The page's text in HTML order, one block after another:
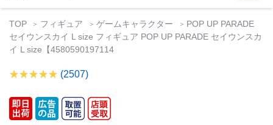
TOP フィギュア ゲームキャラクター
POP UP PARADE
セイウンスカイ L size フィギュア POP UP PARADE セイウンスカ
イ L size【4580590197114
(2507)